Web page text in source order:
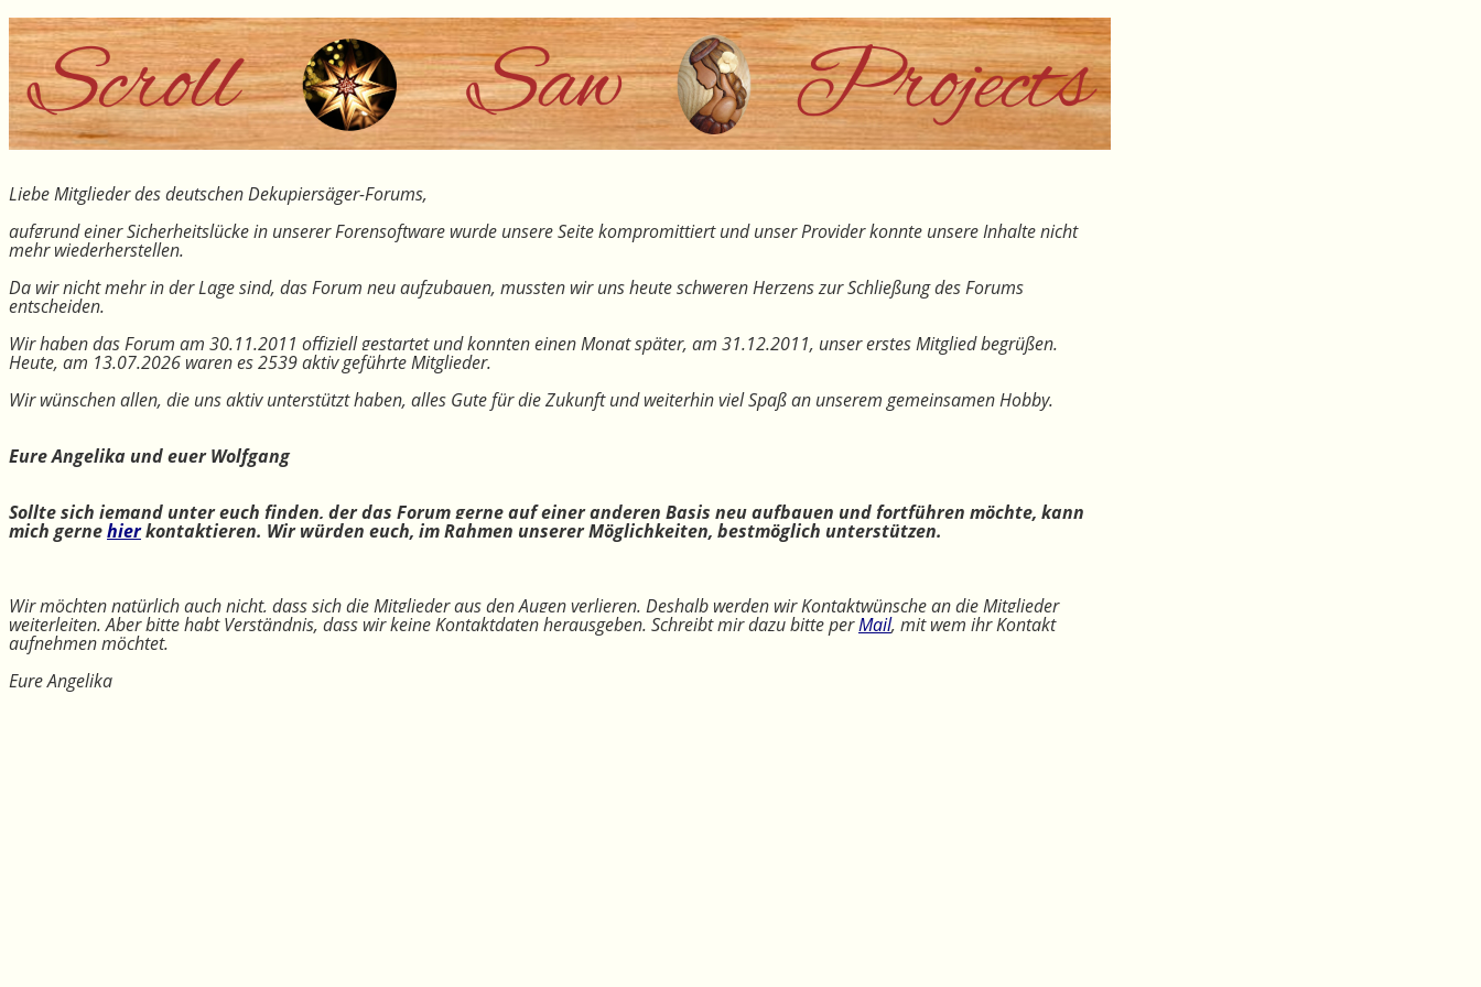
Liebe Mitglieder des deutschen Dekupiersäger-Forums,
aufgrund einer Sicherheitslücke in unserer Forensoftware wurde unsere Seite kompromittiert und unser Provider konnte unsere Inhalte nicht
mehr wiederherstellen.
Da wir nicht mehr in der Lage sind, das Forum neu aufzubauen, mussten wir uns heute schweren Herzens zur Schließung des Forums
entscheiden.
Wir haben das Forum am 30.11.2011 offiziell gestartet und konnten einen Monat später, am 31.12.2011, unser erstes Mitglied begrüßen.
Heute, am 13.07.2026 waren es 2539 aktiv geführte Mitglieder.
Wir wünschen allen, die uns aktiv unterstützt haben, alles Gute für die Zukunft und weiterhin viel Spaß an unserem gemeinsamen Hobby.
Eure Angelika und euer Wolfgang
Sollte sich jemand unter euch finden, der das Forum gerne auf einer anderen Basis neu aufbauen und fortführen möchte, kann
mich gernehierkontaktieren. Wir würden euch, im Rahmen unserer Möglichkeiten, bestmöglich unterstützen.
Wir möchten natürlich auch nicht, dass sich die Mitglieder aus den Augen verlieren. Deshalb werden wir Kontaktwünsche an die Mitglieder
weiterleiten. Aber bitte habt Verständnis, dass wir keine Kontaktdaten herausgeben. Schreibt mir dazu bitte perMail, mit wem ihr Kontakt
aufnehmen möchtet.
Eure Angelika